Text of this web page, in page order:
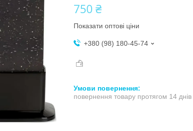
750 ₴
Показати оптові ціни
+380 (98) 180-45-74
повернення товару протягом 14 днів